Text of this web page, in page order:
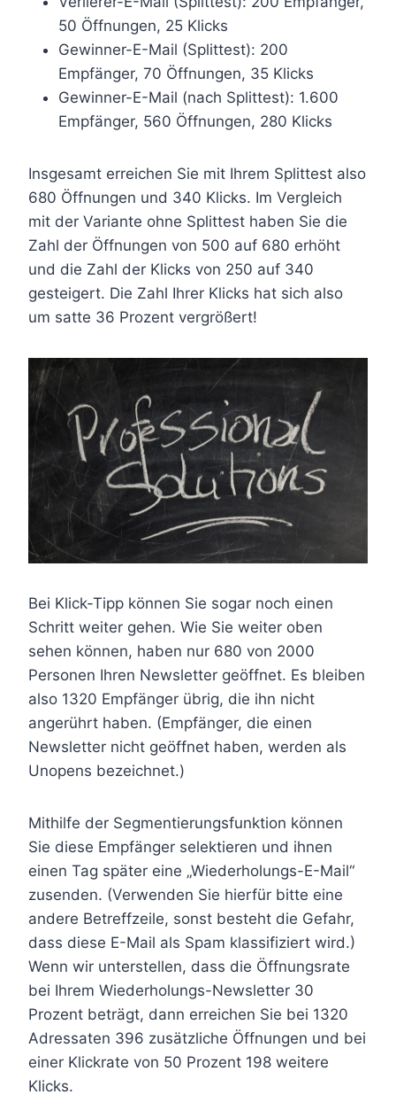
50 Öffnungen, 25 Klicks
Gewinner-E-Mail (Splittest): 200
Empfänger, 70 Öffnungen, 35 Klicks
Gewinner-E-Mail (nach Splittest): 1.600
Empfänger, 560 Öffnungen, 280 Klicks
Insgesamt erreichen Sie mit Ihrem Splittest also
680 Öffnungen und 340 Klicks. Im Vergleich
mit der Variante ohne Splittest haben Sie die
Zahl der Öffnungen von 500 auf 680 erhöht
und die Zahl der Klicks von 250 auf 340
gesteigert. Die Zahl Ihrer Klicks hat sich also
um satte 36 Prozent vergrößert!
Bei Klick-Tipp können Sie sogar noch einen
Schritt weiter gehen. Wie Sie weiter oben
sehen können, haben nur 680 von 2000
Personen Ihren Newsletter geöffnet. Es bleiben
also 1320 Empfänger übrig, die ihn nicht
angerührt haben. (Empfänger, die einen
Newsletter nicht geöffnet haben, werden als
Unopens bezeichnet.)
Mithilfe der Segmentierungsfunktion können
Sie diese Empfänger selektieren und ihnen
einen Tag später eine „Wiederholungs-E-Mail“
zusenden. (Verwenden Sie hierfür bitte eine
andere Betreffzeile, sonst besteht die Gefahr,
dass diese E-Mail als Spam klassifiziert wird.)
Wenn wir unterstellen, dass die Öffnungsrate
bei Ihrem Wiederholungs-Newsletter 30
Prozent beträgt, dann erreichen Sie bei 1320
Adressaten 396 zusätzliche Öffnungen und bei
einer Klickrate von 50 Prozent 198 weitere
Klicks.